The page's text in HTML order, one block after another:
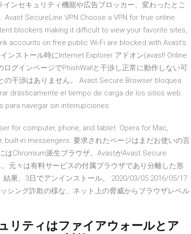
ンセキュリティ機能や広告ブロッカー、変わったとこ
SecureLine VPN Choose a VPN for true online
blockers making it difficult to view your favorite sites,
accounts on free public Wi-Fi are blocked with Avast’s
ンストール時にInternet Explorer アドオン(avast! Online
グインページでPhishWallと干渉し正常に動作しない可
干渉はありません。 Avast Secure Browser bloquea
drásticamente el tiempo de carga de los sitios web.
para navegar sin interrupciones.
for computer, phone, and tablet. Opera for Mac,
built-in messengers. 要求されたページはまだお使いの言
はChromium派生ブラウザ。AvastがAvast Secure
元々は有料サービスの付属ブラウザであり分離した形
果、3日でアンインストール。 2020/03/05 2016/05/17
シング詐欺の様な、ネット上の脅威からブラウザレベル
リティはファイアウォールとア